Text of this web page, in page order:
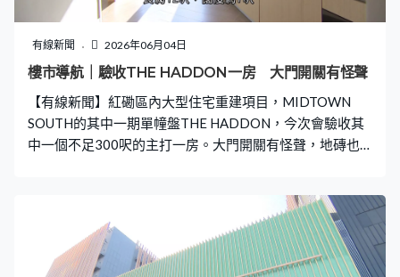
有線新聞 2026年06月04日
樓市導航｜驗收THE HADDON一房 大門開關有怪聲
【有線新聞】紅磡區內大型住宅重建項目，MIDTOWN
SOUTH的其中一期單幢盤THE HADDON，今次會驗收其
中一個不足300呎的主打一房。大門開關有怪聲，地磚也